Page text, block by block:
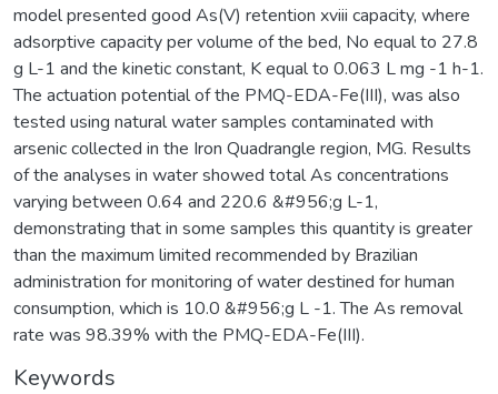
model presented good As(V) retention xviii capacity, where
adsorptive capacity per volume of the bed, No equal to 27.8
g L-1 and the kinetic constant, K equal to 0.063 L mg -1 h-1.
The actuation potential of the PMQ-EDA-Fe(III), was also
tested using natural water samples contaminated with
arsenic collected in the Iron Quadrangle region, MG. Results
of the analyses in water showed total As concentrations
varying between 0.64 and 220.6 &#956;g L-1,
demonstrating that in some samples this quantity is greater
than the maximum limited recommended by Brazilian
administration for monitoring of water destined for human
consumption, which is 10.0 &#956;g L -1. The As removal
rate was 98.39% with the PMQ-EDA-Fe(III).
Keywords